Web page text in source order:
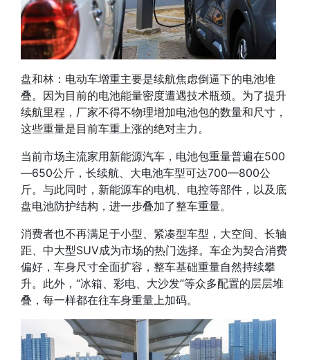
盘和林： 电动车增重主要是续航焦虑倒逼下的电池堆
叠。 因为目前的电池能量密度遭遇技术瓶颈。为了提升
续航里程，厂家不得不物理增加电池包的数量和尺寸，
这些重量是目前车重上涨的绝对主力。
当前市场主流家用新能源汽车，电池包重量普遍在500
—650公斤，长续航、大电池车型可达700—800公
斤。与此同时，新能源车的电机、电控等部件，以及底
盘电池防护结构，进一步叠加了整车重量。
消费者也不再满足于小型、紧凑型车型，大空间、长轴
距、中大型SUV成为市场的热门选择。车企为契合消费
偏好，车身尺寸全面扩容，整车基础重量自然持续攀
升。此外， “冰箱、彩电、大沙发”等众多配置的层层堆
叠，每一样都在往车身重量上加码。